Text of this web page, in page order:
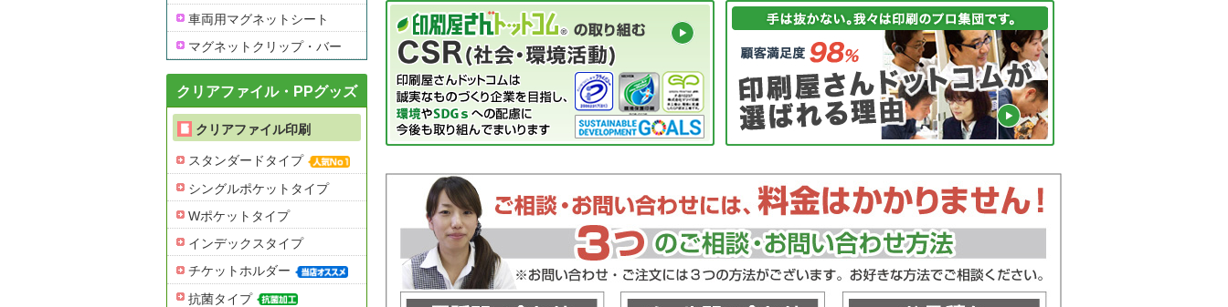
車両用マグネットシート
マグネットクリップ・バー
クリアファイル・PPグッズ
クリアファイル印刷
スタンダードタイプ
シングルポケットタイプ
Wポケットタイプ
インデックスタイプ
チケットホルダー
抗菌タイプ